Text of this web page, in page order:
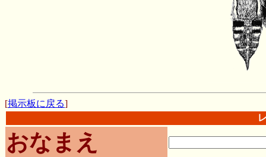
[掲示板に戻る]
おなまえ